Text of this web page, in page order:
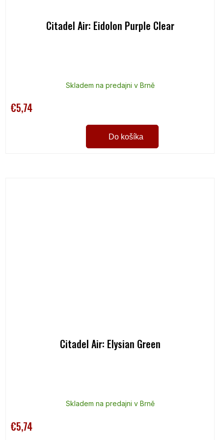
Citadel Air: Eidolon Purple Clear
Skladem na predajni v Brně
€5,74
Do košíka
Citadel Air: Elysian Green
Skladem na predajni v Brně
€5,74